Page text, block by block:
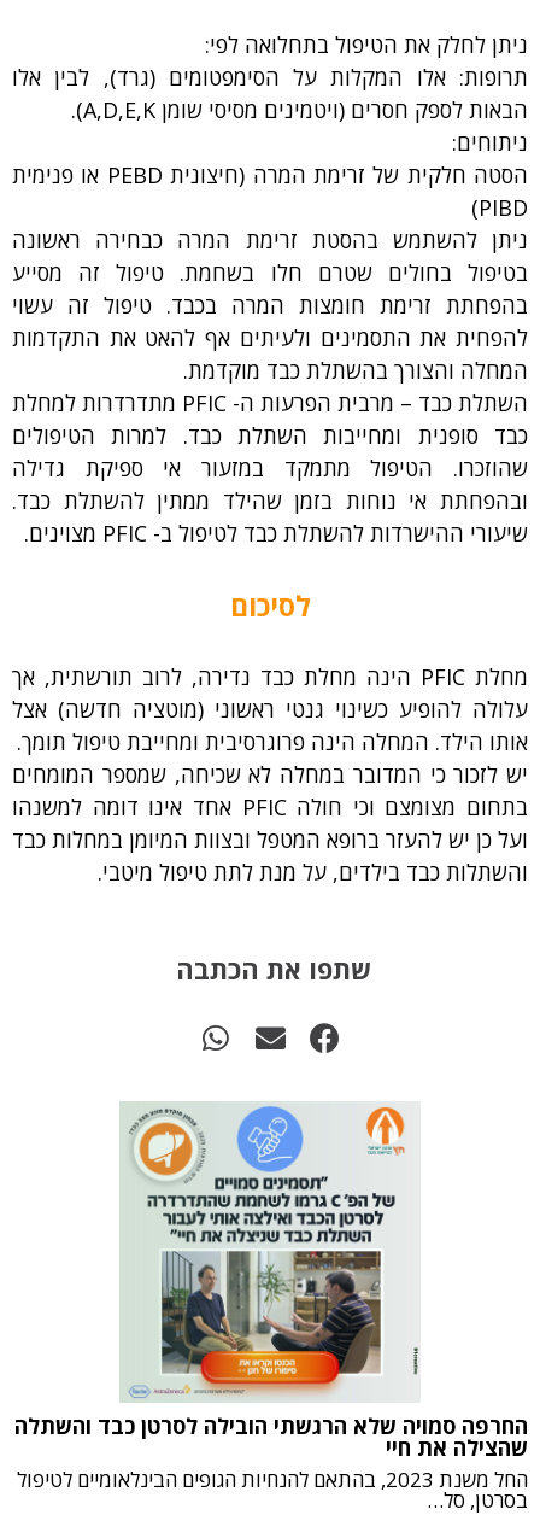
ניתן לחלק את הטיפול בתחלואה לפי:
תרופות: אלו המקלות על הסימפטומים (גרד), לבין אלו
הבאות לספק חסרים (ויטמינים מסיסי שומן A,D,E,K).
ניתוחים:
הסטה חלקית של זרימת המרה (חיצונית PEBD או פנימית
PIBD)
ניתן להשתמש בהסטת זרימת המרה כבחירה ראשונה
בטיפול בחולים שטרם חלו בשחמת. טיפול זה מסייע
בהפחתת זרימת חומצות המרה בכבד. טיפול זה עשוי
להפחית את התסמינים ולעיתים אף להאט את התקדמות
המחלה והצורך בהשתלת כבד מוקדמת.
השתלת כבד – מרבית הפרעות ה- PFIC מתדרדרות למחלת
כבד סופנית ומחייבות השתלת כבד. למרות הטיפולים
שהוזכרו. הטיפול מתמקד במזעור אי ספיקת גדילה
ובהפחתת אי נוחות בזמן שהילד ממתין להשתלת כבד.
שיעורי ההישרדות להשתלת כבד לטיפול ב- PFIC מצוינים.
לסיכום
מחלת PFIC הינה מחלת כבד נדירה, לרוב תורשתית, אך
עלולה להופיע כשינוי גנטי ראשוני (מוטציה חדשה) אצל
אותו הילד. המחלה הינה פרוגרסיבית ומחייבת טיפול תומך.
יש לזכור כי המדובר במחלה לא שכיחה, שמספר המומחים
בתחום מצומצם וכי חולה PFIC אחד אינו דומה למשנהו
ועל כן יש להעזר ברופא המטפל ובצוות המיומן במחלות כבד
והשתלות כבד בילדים, על מנת לתת טיפול מיטבי.
שתפו את הכתבה
החרפה סמויה שלא הרגשתי הובילה לסרטן כבד והשתלה
שהצילה את חיי
החל משנת 2023, בהתאם להנחיות הגופים הבינלאומיים לטיפול
בסרטן, סל…